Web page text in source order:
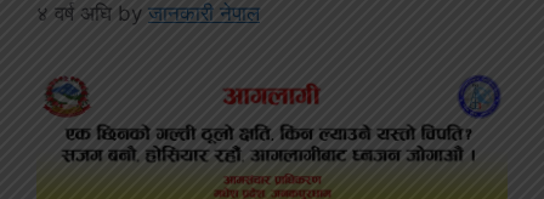
४ वर्ष अघि by जानकारी नेपाल